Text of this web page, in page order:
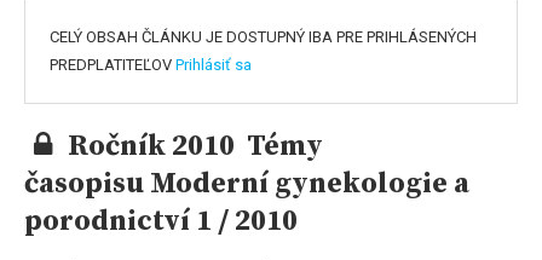
CELÝ OBSAH ČLÁNKU JE DOSTUPNÝ IBA PRE PRIHLÁSENÝCH
PREDPLATITEĽOV Prihlásiť sa
Ročník 2010 Témy
časopisu Moderní gynekologie a
porodnictví 1 / 2010